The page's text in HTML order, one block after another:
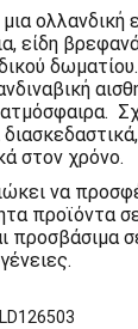
ολλανδική
είδη
στον χρόνο.
να
προϊόντα
προσβάσιμα
LD126503